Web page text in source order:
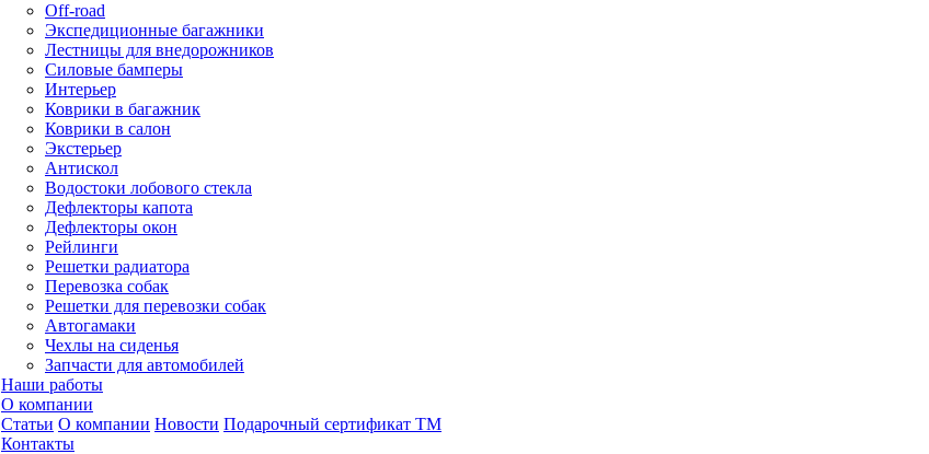
Off-road
Экспедиционные багажники
Лестницы для внедорожников
Силовые бамперы
Интерьер
Коврики в багажник
Коврики в салон
Экстерьер
Антискол
Водостоки лобового стекла
Дефлекторы капота
Дефлекторы окон
Рейлинги
Решетки радиатора
Перевозка собак
Решетки для перевозки собак
Автогамаки
Чехлы на сиденья
Запчасти для автомобилей
Наши работы
О компании
Статьи О компании Новости Подарочный сертификат ТМ
Контакты